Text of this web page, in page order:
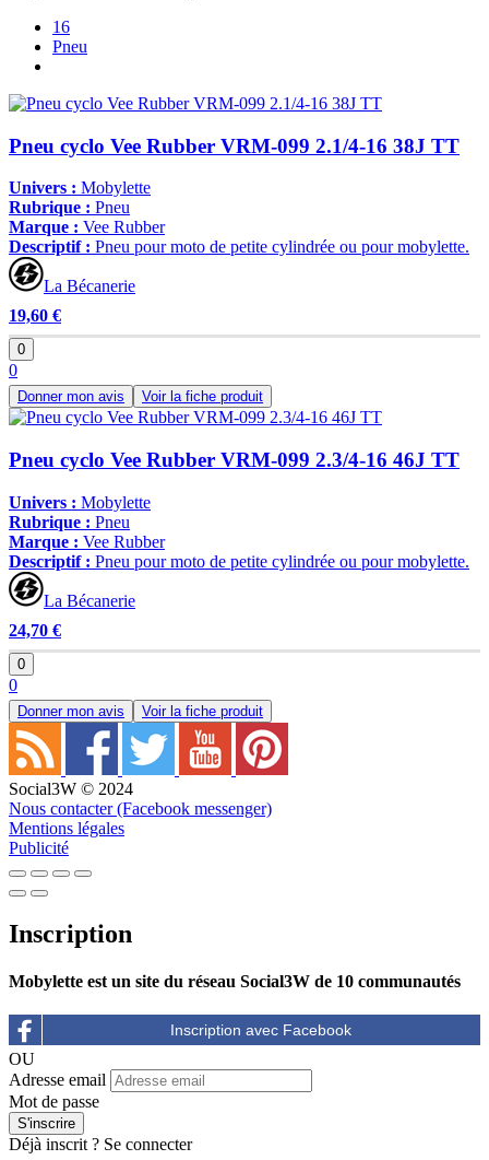
16
Pneu
Pneu cyclo Vee Rubber VRM-099 2.1/4-16 38J TT
Univers : Mobylette
Rubrique : Pneu
Marque : Vee Rubber
Descriptif : Pneu pour moto de petite cylindrée ou pour mobylette.
La Bécanerie
19,60 €
0
0
Donner mon avis Voir la fiche produit
Pneu cyclo Vee Rubber VRM-099 2.3/4-16 46J TT
Univers : Mobylette
Rubrique : Pneu
Marque : Vee Rubber
Descriptif : Pneu pour moto de petite cylindrée ou pour mobylette.
La Bécanerie
24,70 €
0
0
Donner mon avis Voir la fiche produit
Social3W © 2024
Nous contacter (Facebook messenger)
Mentions légales
Publicité
Inscription
Mobylette est un site du réseau Social3W de 10 communautés
OU
Adresse email
Mot de passe
Déjà inscrit ? Se connecter